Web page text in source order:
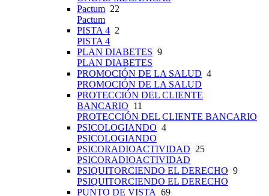
Pactum 22
Pactum
PISTA 4 2
PISTA 4
PLAN DIABETES 9
PLAN DIABETES
PROMOCIÓN DE LA SALUD 4
PROMOCIÓN DE LA SALUD
PROTECCIÓN DEL CLIENTE
BANCARIO 11
PROTECCIÓN DEL CLIENTE BANCARIO
PSICOLOGIANDO 4
PSICOLOGIANDO
PSICORADIOACTIVIDAD 25
PSICORADIOACTIVIDAD
PSIQUITORCIENDO EL DERECHO 9
PSIQUITORCIENDO EL DERECHO
PUNTO DE VISTA 69